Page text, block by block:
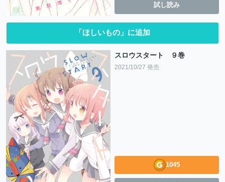
試し読み
「ほしいもの」に追加
スロウスタート ９巻
2021/10/27 発売
1045